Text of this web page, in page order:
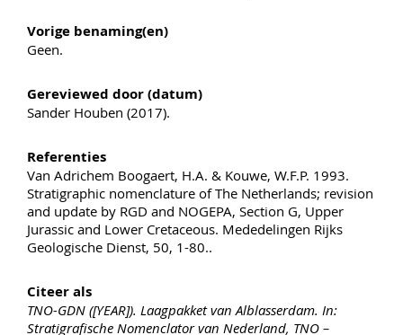
Vorige benaming(en)
Geen.
Gereviewed door (datum)
Sander Houben (2017).
Referenties
Van Adrichem Boogaert, H.A. & Kouwe, W.F.P. 1993.
Stratigraphic nomenclature of The Netherlands; revision
and update by RGD and NOGEPA, Section G, Upper
Jurassic and Lower Cretaceous. Mededelingen Rijks
Geologische Dienst, 50, 1-80..
Citeer als
TNO-GDN ([YEAR]). Laagpakket van Alblasserdam. In:
Stratigrafische Nomenclator van Nederland, TNO –